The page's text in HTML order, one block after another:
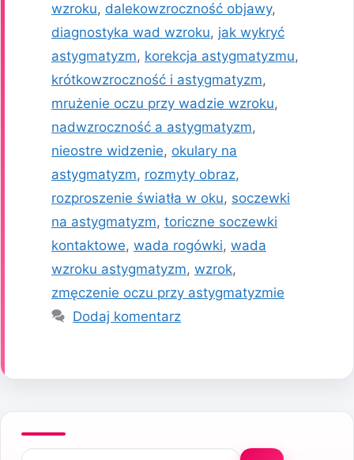
wzroku, dalekowzroczność objawy,
diagnostyka wad wzroku, jak wykryć
astygmatyzm, korekcja astygmatyzmu,
krótkowzroczność i astygmatyzm,
mrużenie oczu przy wadzie wzroku,
nadwzroczność a astygmatyzm,
nieostre widzenie, okulary na
astygmatyzm, rozmyty obraz,
rozproszenie światła w oku, soczewki
na astygmatyzm, toriczne soczewki
kontaktowe, wada rogówki, wada
wzroku astygmatyzm, wzrok,
zmęczenie oczu przy astygmatyzmie
Dodaj komentarz